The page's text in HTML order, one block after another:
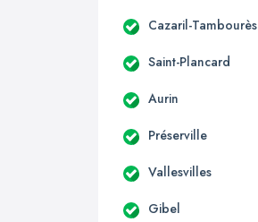
Cazaril-Tambourès
Saint-Plancard
Aurin
Préserville
Vallesvilles
Gibel